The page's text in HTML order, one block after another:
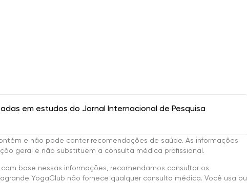
em estudos do Jornal Internacional de Pesquisa
e não pode conter recomendações de saúde. As informações
geral e não substituem a consulta médica profissional.
base nessas informações, recomendamos consultar os
YogaClub não fornece qualquer consulta médica. Você usa ou